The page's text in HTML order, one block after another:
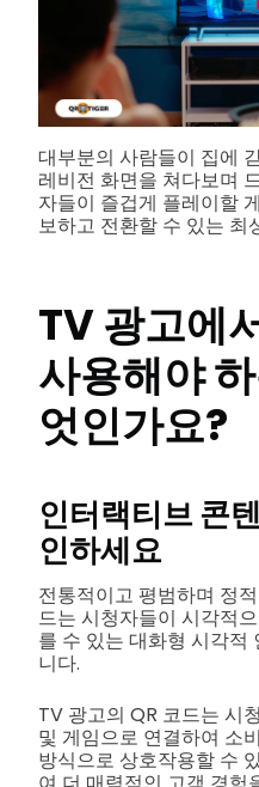
대부분의 사람들이 집에
레비전 화면을 쳐다보며
자들이 즐겁게 플레이할
보하고 전환할 수 있는 최
TV 광고에
사용해야
엇인가요?
인터랙티브 콘
인하세요
전통적이고 평범하며 정
드는 시청자들이 시각적
를 수 있는 대화형 시각적
니다.
TV 광고의 QR 코드는 시
및 게임으로 연결하여 소
방식으로 상호작용할 수